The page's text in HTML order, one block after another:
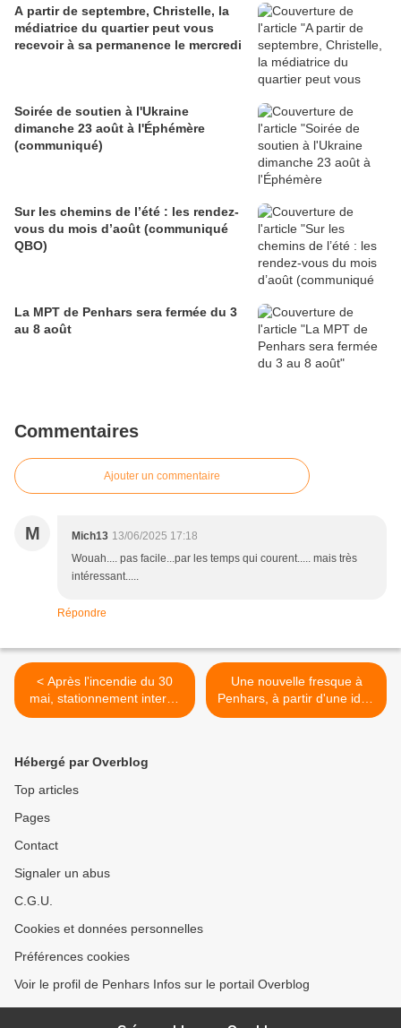
A partir de septembre, Christelle, la
médiatrice du quartier peut vous
recevoir à sa permanence le mercredi
Soirée de soutien à l'Ukraine
dimanche 23 août à l'Éphémère
(communiqué)
Sur les chemins de l’été : les rendez-
vous du mois d’août (communiqué
QBO)
La MPT de Penhars sera fermée du 3
au 8 août
Commentaires
Ajouter un commentaire
M Mich13 13/06/2025 17:18
Wouah.... pas facile...par les temps qui courent..... mais très
intéressant.....
Répondre
< Après l'incendie du 30
mai, stationnement interdit
aussi sur le parking
Une nouvelle fresque à
Penhars, à partir d'une idée
du conseil municipal des
Hébergé par Overblog
Top articles
Pages
Contact
Signaler un abus
C.G.U.
Cookies et données personnelles
Préférences cookies
Voir le profil de Penhars Infos sur le portail Overblog